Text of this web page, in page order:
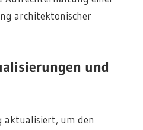
architektonischer
und
aktualisiert, um den